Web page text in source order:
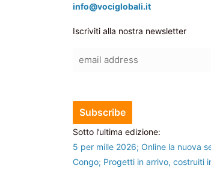
info@vociglobali.it
Iscriviti alla nostra newsletter
Sotto l’ultima edizione:
5 per mille 2026; Online la nuova
Congo; Progetti in arrivo, costruiti